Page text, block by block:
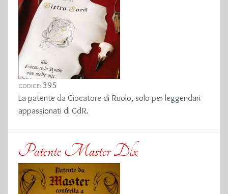
CODICE: 395
La patente da Giocatore di Ruolo, solo per leggendari
appassionati di GdR.
Patente Master Dlx